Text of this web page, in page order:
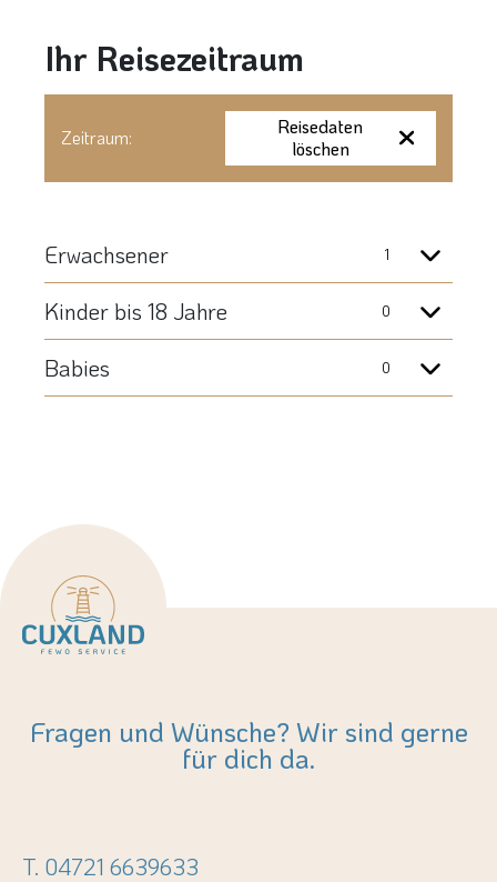
Fragen und Wünsche? Wir sind gerne
für dich da.
T. 04721 6639633